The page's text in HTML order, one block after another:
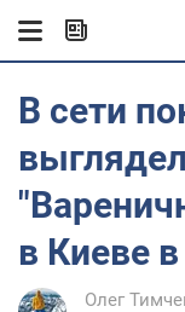
В сети
в Киеве
Олег